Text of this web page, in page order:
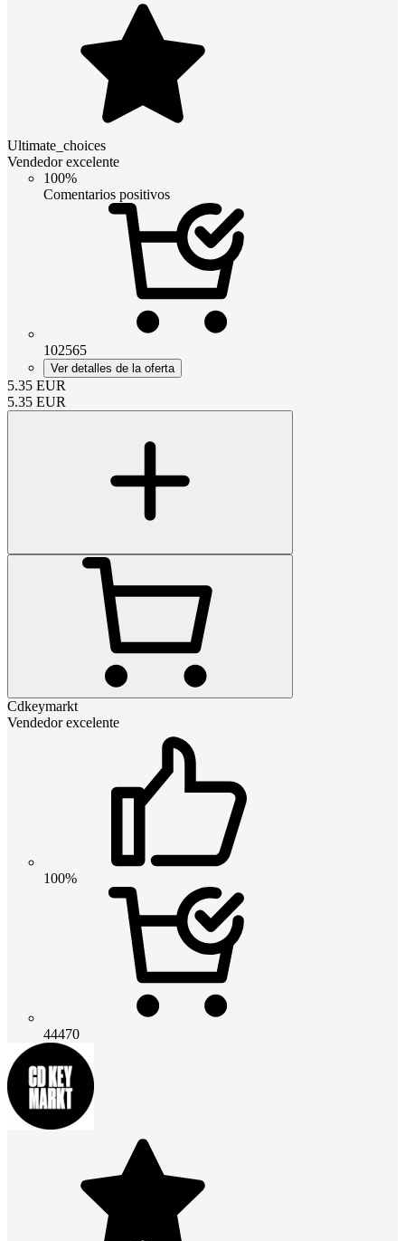
Ultimate_choices
Vendedor excelente
100%
Comentarios positivos
102565
Ver detalles de la oferta
5.35 EUR
5.35 EUR
Cdkeymarkt
Vendedor excelente
100%
44470